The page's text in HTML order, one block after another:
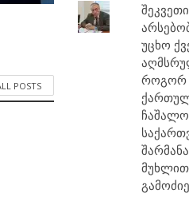
POSTS
უცხო
როგორ